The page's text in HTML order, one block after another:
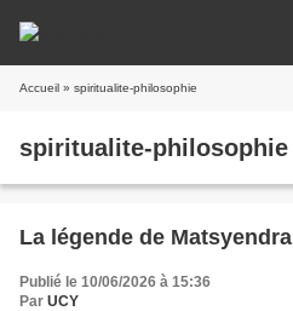
Accueil » spiritualite-philosophie
spiritualite-philosophie
La légende de Matsyendra
Publié le 10/06/2026 à 15:36
Par UCY